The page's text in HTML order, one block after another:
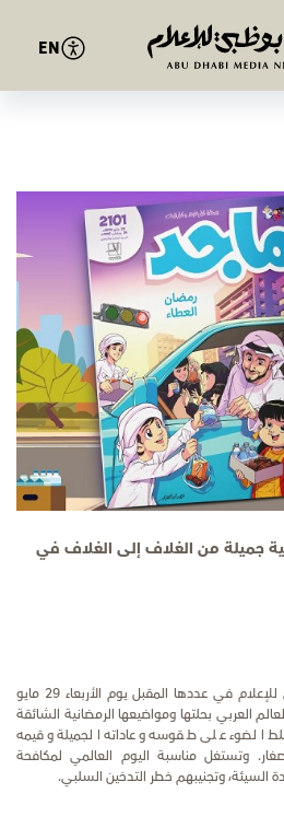
EN
جميلة من الغلاف إلى الغلاف في
في عددها المقبل يوم الأربعاء29 مايو
العربي بحلتها ومواضيعها الرمضانية الشائقة
الضوء على طقوسه وعاداته الجميلة وقيمه
وتستغل مناسبة اليوم العالمي لمكافحة
السيئة، وتجنيبهم خطر التدخين السلبي.